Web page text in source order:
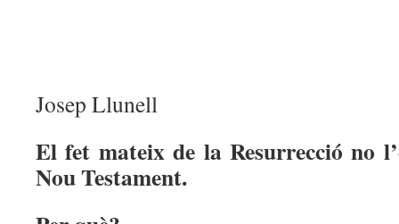
Josep Llunell
El fet mateix de la Resurrecció no
Nou Testament.